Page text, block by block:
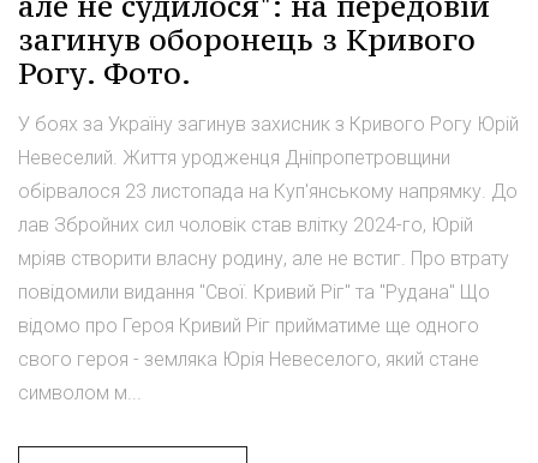
загинув оборонець з Кривого
Рогу. Фото.
У боях за Україну загинув захисник з Кривого Рогу Юрій
Невеселий. Життя уродженця Дніпропетровщини
обірвалося 23 листопада на Куп'янському напрямку. До
лав Збройних сил чоловік став влітку 2024-го, Юрій
мріяв створити власну родину, але не встиг. Про втрату
повідомили видання "Свої. Кривий Ріг" та "Рудана" Що
відомо про Героя Кривий Ріг прийматиме ще одного
свого героя - земляка Юрія Невеселого, який стане
символом м...